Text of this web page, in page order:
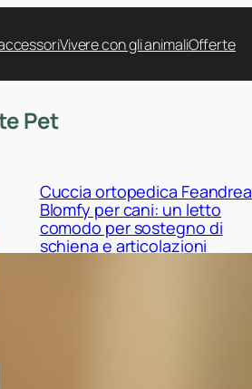
Vivere con gli animaliOfferte
Pet
Cuccia ortopedica Feandrea
Blomfy per cani: un letto
comodo per sostegno di
schiena e articolazioni